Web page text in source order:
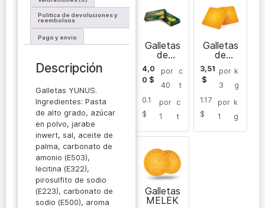
Política de devoluciones y
reembolsos
Pago y envío
Descripción
Galletas YUNUS.
Ingredientes: Pasta
de alto grado, azúcar
en polvo, jarabe
inwert, sal, aceite de
palma, carbonato de
amonio (E503),
lecitina (E322),
pirosulfito de sodio
(E223), carbonato de
sodio (E500), aroma
Galletas
de
azúcar
envasad
as
4,0
0 $
por
40
c
t
0.1
$
por
1
c
t
Galletas
de
azúcar
MELEK
3,51
$
por
3
k
g
1.17
$
por
1
k
g
Galletas
MELEK